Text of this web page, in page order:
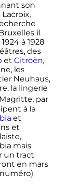
son
il
à 1928
des
et Citroën,
les
Neuhaus,
la lingerie
par
à la
et
et
mais
un tract
en mars